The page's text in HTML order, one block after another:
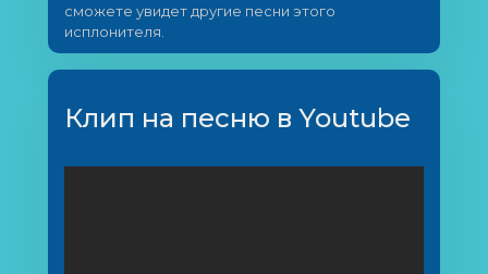
сможете увидет другие песни этого
исплонителя.
Клип на песню в Youtube